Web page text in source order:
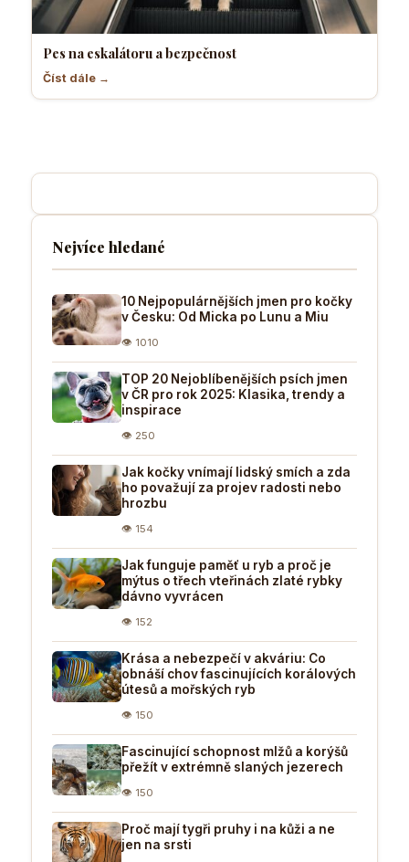
Pes na eskalátoru a bezpečnost
Číst dále →
Nejvíce hledané
10 Nejpopulárnějších jmen pro kočky
v Česku: Od Micka po Lunu a Miu
👁 1010
TOP 20 Nejoblíbenějších psích jmen
v ČR pro rok 2025: Klasika, trendy a
inspirace
👁 250
Jak kočky vnímají lidský smích a zda
ho považují za projev radosti nebo
hrozbu
👁 154
Jak funguje paměť u ryb a proč je
mýtus o třech vteřinách zlaté rybky
dávno vyvrácen
👁 152
Krása a nebezpečí v akváriu: Co
obnáší chov fascinujících korálových
útesů a mořských ryb
👁 150
Fascinující schopnost mlžů a korýšů
přežít v extrémně slaných jezerech
👁 150
Proč mají tygři pruhy i na kůži a ne
jen na srsti